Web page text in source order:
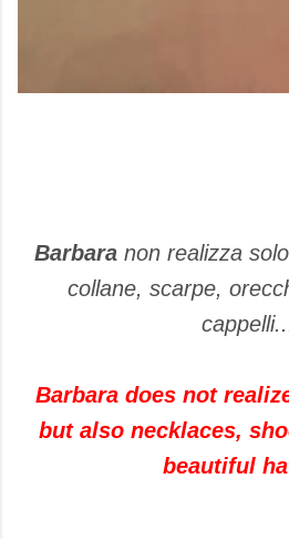
Barbara non realizza
collane, scarpe,
Barbara does not
but also necklaces,
beautiful